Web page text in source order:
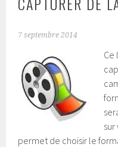
7 septembre 2014
Ce
permet de choisir le